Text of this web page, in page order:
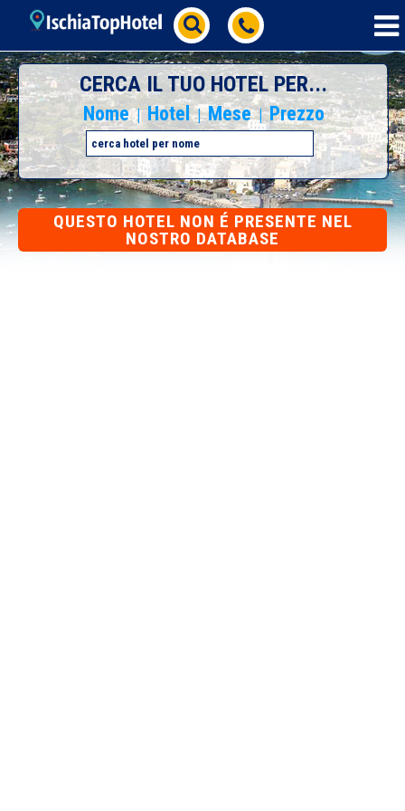
CERCA IL TUO HOTEL PER...
Nome | Hotel | Mese | Prezzo
QUESTO HOTEL NON É PRESENTE NEL
NOSTRO DATABASE